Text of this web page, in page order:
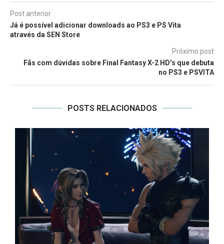
Post anterior
Já é possível adicionar downloads ao PS3 e PS Vita
através da SEN Store
Próximo post
Fãs com dúvidas sobre Final Fantasy X-2 HD’s que debuta
no PS3 e PSVITA
POSTS RELACIONADOS